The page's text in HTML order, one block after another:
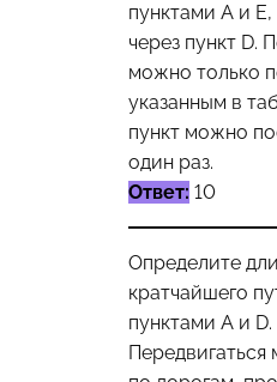
пунктами А и
через пункт D.
можно только
указанным в
пункт можно
один раз.
Ответ: 10
Определите
кратчайшего
пунктами А и D.